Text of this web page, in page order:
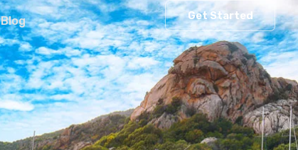
Blog Get Started